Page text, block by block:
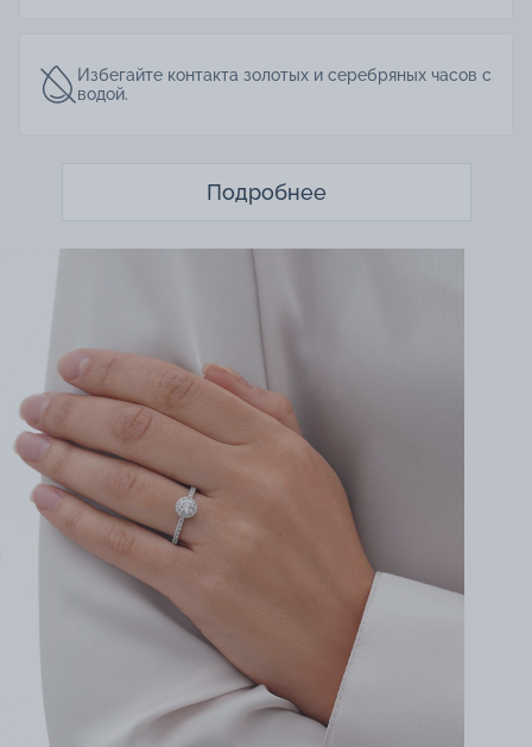
Избегайте контакта золотых и серебряных часов с
водой.
Подробнее